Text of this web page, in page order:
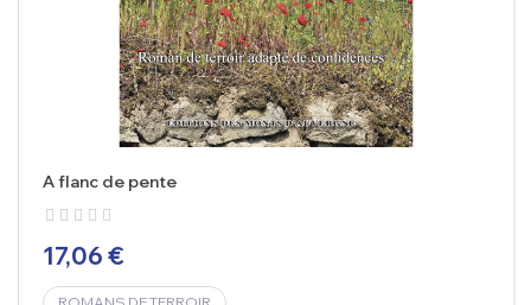
A flanc de pente
17,06 €